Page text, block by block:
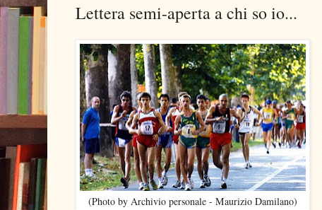
Lettera semi-aperta a chi so io...
(Photo by Archivio personale - Maurizio Damilano)